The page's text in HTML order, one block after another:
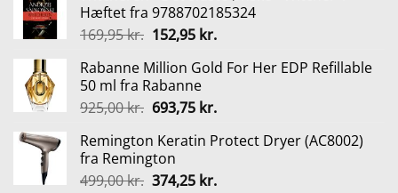
var:
135,00 kr..
er:
101,25 kr..
Hæftet fra 9788702185324
169,95kr. Den
pris
var:
169,95 kr..
152,95 kr.Den
pris
152,95 kr..
Rabanne Million Gold For Her EDP Refillable
50 ml fra Rabanne
925,00kr. Den
pris
var:
925,00 kr..
693,75 kr.Den
pris
693,75 kr..
Remington Keratin Protect Dryer (AC8002)
fra Remington
499,00kr. Den
374,25 kr.Den